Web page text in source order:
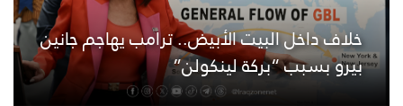
خلاف داخل البيت الأبيض.. ترامب يهاجم جانين
بيرو بسبب “بركة لينكولن”